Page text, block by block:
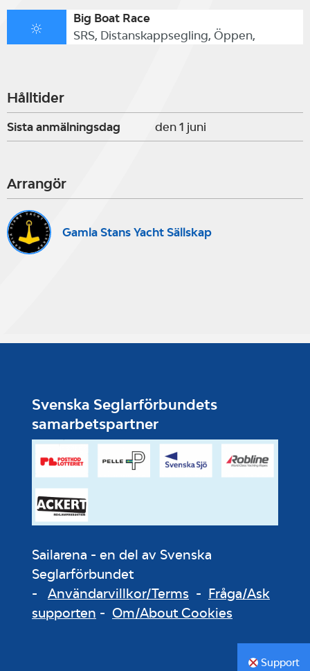
Big Boat Race
SRS, Distanskappsegling, Öppen,
Hålltider
Sista anmälningsdag den 1 juni
Arrangör
Gamla Stans Yacht Sällskap
Svenska Seglarförbundets
samarbetspartner
Sailarena - en del av Svenska
Seglarförbundet
- Användarvillkor/Terms - Fråga/Ask
supporten - Om/About Cookies
Support